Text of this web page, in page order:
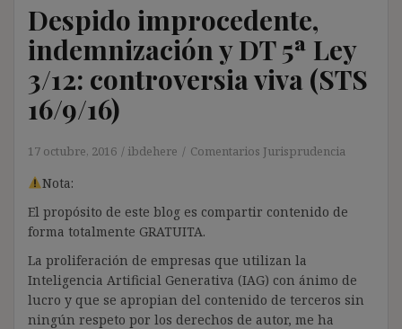
Despido improcedente,
indemnización y DT 5ª Ley
3/12: controversia viva (STS
16/9/16)
17 octubre, 2016 ibdehere Comentarios Jurisprudencia
Nota:
El propósito de este blog es compartir contenido de
forma totalmente GRATUITA.
La proliferación de empresas que utilizan la
Inteligencia Artificial Generativa (IAG) con ánimo de
lucro y que se apropian del contenido de terceros sin
ningún respeto por los derechos de autor, me ha